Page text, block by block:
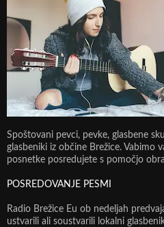
Spoštovani pevci, pevke, glasbene
glasbeniki iz občine Brežice. Vabimo
posnetke posredujete s pomočjo
POSREDOVANJE PESMI
Radio Brežice Eu ob nedeljah
ustvarili ali soustvarili lokalni